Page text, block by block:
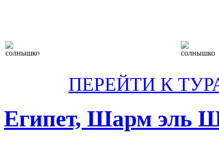
туры
ПЕРЕЙТИ К
Египет, Шарм эль